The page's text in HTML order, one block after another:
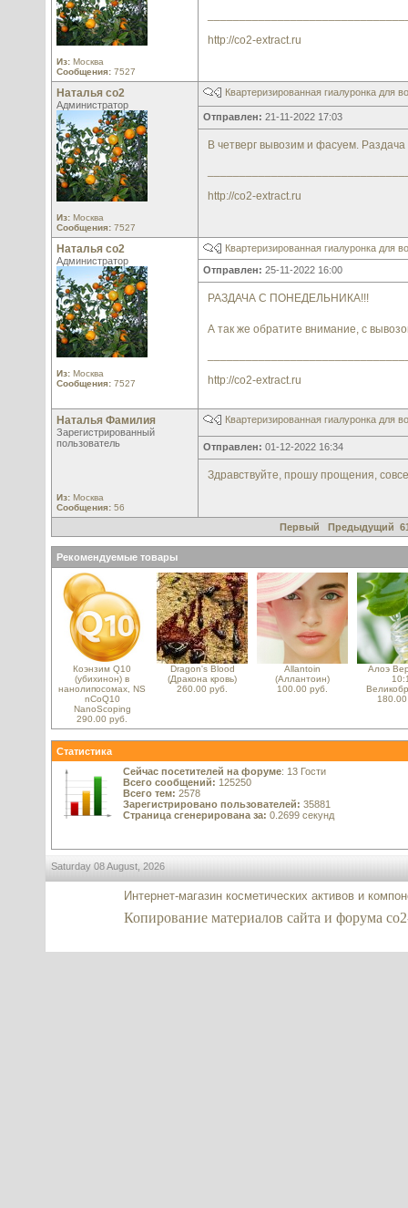
Из: Москва
Сообщения: 7527
http://co2-extract.ru
Наталья со2
Администратор
Из: Москва
Сообщения: 7527
Квартеризированная гиалуронка для
Отправлен: 21-11-2022 17:03
В четверг вывозим и фасуем.
http://co2-extract.ru
Наталья со2
Администратор
Из: Москва
Сообщения: 7527
Квартеризированная гиалуронка для
Отправлен: 25-11-2022 16:00
РАЗДАЧА С ПОНЕДЕЛЬНИКА!!!
А так же обратите внимание, с
http://co2-extract.ru
Наталья Фамилия
Зарегистрированный
пользователь
Из: Москва
Сообщения: 56
Квартеризированная гиалуронка для
Отправлен: 01-12-2022 16:34
Здравствуйте, прошу прощения,
Первый Предыдущий
Рекомендуемые товары
Коэнзим Q10
(убихинон) в
нанолипосомах, NS
nCoQ10
NanoScoping
290.00 руб.
Dragon's Blood
(Дракона кровь)
260.00 руб.
Allantoin
(Аллантоин)
100.00 руб.
Алоэ
Статистика
Сейчас посетителей на форуме: 13 Гости
Всего сообщений: 125250
Всего тем: 2578
Зарегистрировано пользователей: 35881
Страница сгенерирована за: 0.2699 секунд
Saturday 08 August, 2026
Интернет-магазин косметических активов и
Копирование материалов сайта и форума